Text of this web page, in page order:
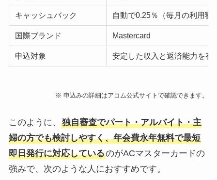
キャッシュバック 自動で0.25％（毎月の利用額
国際ブランド Mastercard
申込対象 安定した収入と返済能力を有
※ 申込みの詳細はアコム公式サイトで確認できます。
このように、 独自審査でパート・アルバイト・主
婦の方でも検討しやすく、年会費永年無料で最短
即日発行に対応しているのがACマスターカードの
強みで、次のような人におすすめです。